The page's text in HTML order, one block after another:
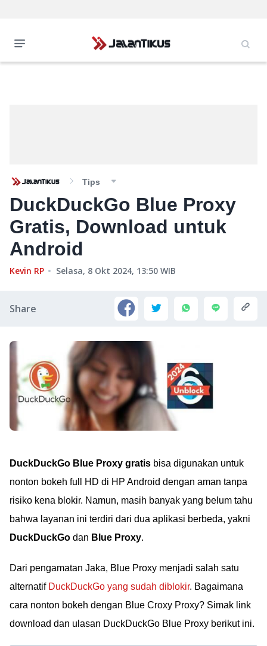
Tips
DuckDuckGo Blue Proxy
Gratis, Download untuk
Android
Kevin RP Selasa, 8 Okt 2024, 13:50 WIB
Share
DuckDuckGo Blue Proxy gratis bisa digunakan untuk
nonton bokeh full HD di HP Android dengan aman tanpa
risiko kena blokir. Namun, masih banyak yang belum tahu
bahwa layanan ini terdiri dari dua aplikasi berbeda, yakni
DuckDuckGo dan Blue Proxy.
Dari pengamatan Jaka, Blue Proxy menjadi salah satu
alternatif DuckDuckGo yang sudah diblokir. Bagaimana
cara nonton bokeh dengan Blue Croxy Proxy? Simak link
download dan ulasan DuckDuckGo Blue Proxy berikut ini.